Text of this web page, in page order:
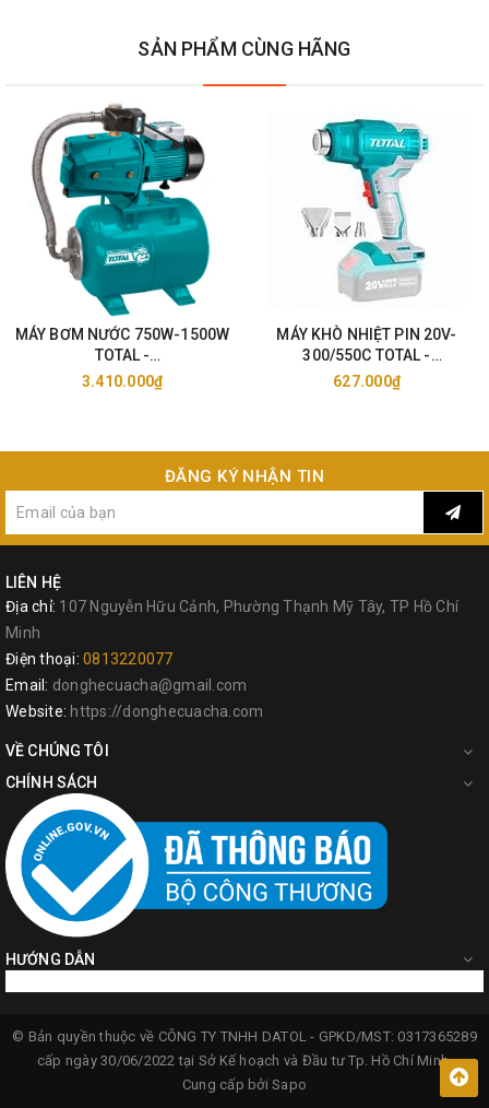
SẢN PHẨM CÙNG HÃNG
MÁY BƠM NƯỚC 750W-1500W
TOTAL -
TWP47506/11006/15006
3.410.000₫
MÁY KHÒ NHIỆT PIN 20V-
300/550C TOTAL -
TBLI2002/25
627.000₫
ĐĂNG KÝ NHẬN TIN
LIÊN HỆ
Địa chỉ: 107 Nguyễn Hữu Cảnh, Phường Thạnh Mỹ Tây, TP Hồ Chí
Minh
Điện thoại: 0813220077
Email: donghecuacha@gmail.com
Website: https://donghecuacha.com
VỀ CHÚNG TÔI
CHÍNH SÁCH
HƯỚNG DẪN
© Bản quyền thuộc về CÔNG TY TNHH DATOL - GPKD/MST: 0317365289
cấp ngày 30/06/2022 tại Sở Kế hoạch và Đầu tư Tp. Hồ Chí Minh.
Cung cấp bởiSapo